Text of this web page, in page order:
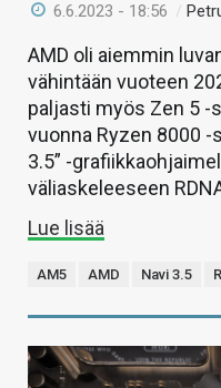
6.6.2023 - 18:56 /
AMD oli aiemmin
vähintään vuoteen
paljasti myös Zen 5 -
vuonna Ryzen 8000 -
3.5” -
väliaskeleeseen
Lue lisää
AM5 AMD Navi 3.5